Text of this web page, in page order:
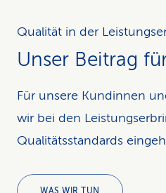
Qualität in der
Unser Beitrag
Für unsere Kundinnen
wir bei den
Qualitätsstandards
WAS WIR TUN